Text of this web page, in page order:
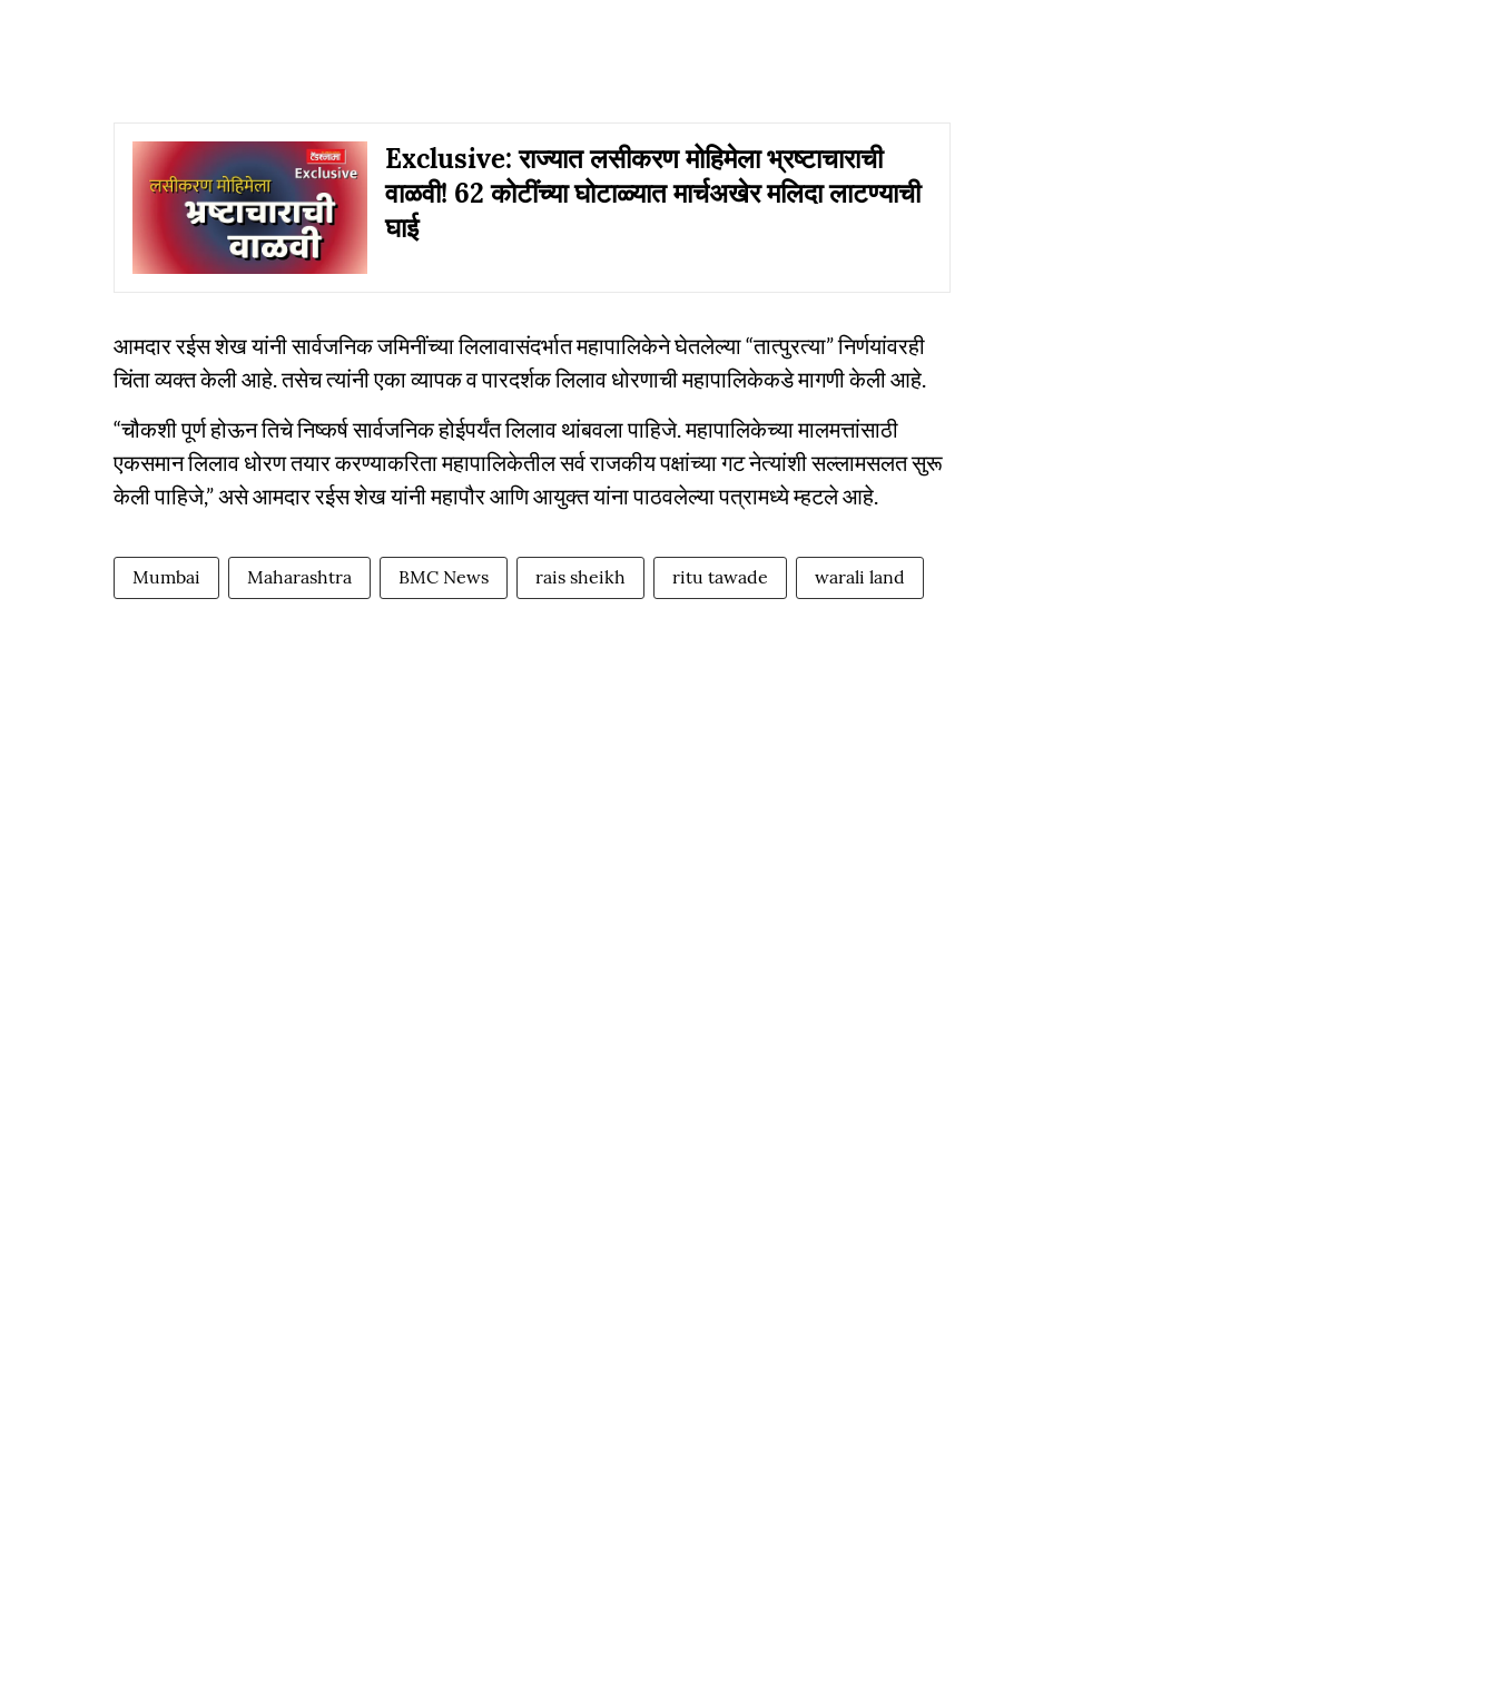
Exclusive: राज्यात लसीकरण मोहिमेला भ्रष्टाचाराची
वाळवी! 62 कोटींच्या घोटाळ्यात मार्चअखेर मलिदा लाटण्याची
घाई
आमदार रईस शेख यांनी सार्वजनिक जमिनींच्या लिलावासंदर्भात महापालिकेने घेतलेल्या “तात्पुरत्या” निर्णयांवरही
चिंता व्यक्त केली आहे. तसेच त्यांनी एका व्यापक व पारदर्शक लिलाव धोरणाची महापालिकेकडे मागणी केली आहे.
“चौकशी पूर्ण होऊन तिचे निष्कर्ष सार्वजनिक होईपर्यंत लिलाव थांबवला पाहिजे. महापालिकेच्या मालमत्तांसाठी
एकसमान लिलाव धोरण तयार करण्याकरिता महापालिकेतील सर्व राजकीय पक्षांच्या गट नेत्यांशी सल्लामसलत सुरू
केली पाहिजे,” असे आमदार रईस शेख यांनी महापौर आणि आयुक्त यांना पाठवलेल्या पत्रामध्ये म्हटले आहे.
Mumbai Maharashtra BMC News rais sheikh ritu tawade warali land